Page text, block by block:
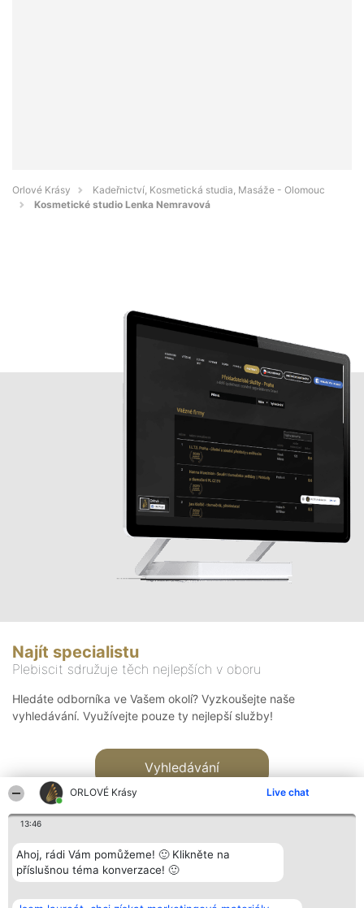
ORLOVÉ Krásy Live chat
13:46
Ahoj, rádi Vám pomůžeme! 🙂 Klikněte na
příslušnou téma konverzace! 🙂
Orlové Krásy
Kadeřnictví, Kosmetická studia, Masáže - Olomouc
Kosmetické studio Lenka Nemravová
Najít specialistu
Plebiscit sdružuje těch nejlepších v oboru
Hledáte odborníka ve Vašem okolí? Vyzkoušejte naše
vyhledávání. Využívejte pouze ty nejlepší služby!
Vyhledávání
Bright Side Solutions sp. z o.
Vítězové
Kontakt